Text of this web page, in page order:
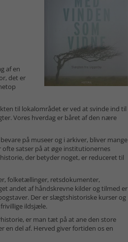
af en
det er
til lokalområdet er ved at svinde ind til
Vores hverdag er båret af den nære
på museer og i arkiver, bliver mange
satser på at øge institutionernes
der betyder noget, er reduceret til
folketællinger, retsdokumenter,
andet af håndskrevne kilder og tilmed er
Der er slægtshistoriske kurser og
ildsjæle.
er man tæt på at ane den store
del af. Herved giver fortiden os en